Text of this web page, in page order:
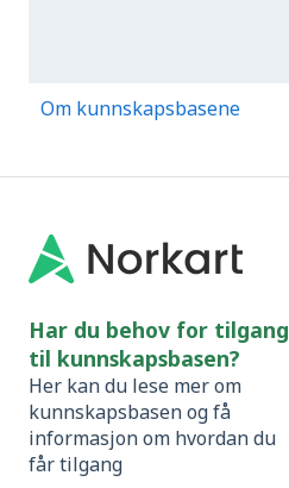
Om kunnskapsbasene
Har du behov for tilgang
til kunnskapsbasen?
Her kan du lese mer om
kunnskapsbasen og få
informasjon om hvordan du
får tilgang